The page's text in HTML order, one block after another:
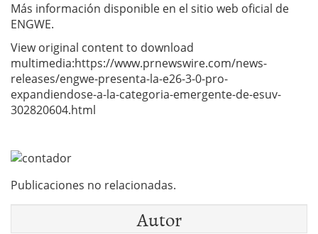
Más información disponible en el sitio web oficial de
ENGWE.
View original content to download
multimedia:https://www.prnewswire.com/news-
releases/engwe-presenta-la-e26-3-0-pro-
expandiendose-a-la-categoria-emergente-de-esuv-
302820604.html
Publicaciones no relacionadas.
Autor